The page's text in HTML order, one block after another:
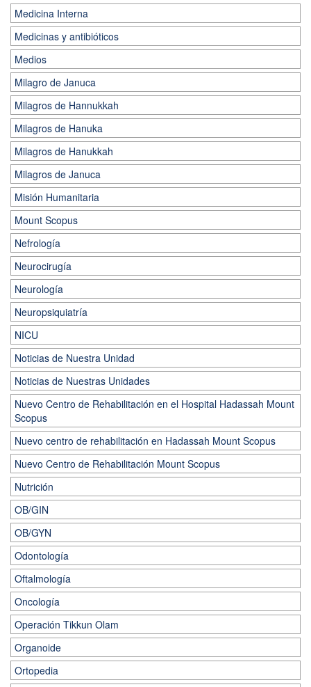
Medicina Interna
Medicinas y antibióticos
Medios
Milagro de Januca
Milagros de Hannukkah
Milagros de Hanuka
Milagros de Hanukkah
Milagros de Januca
Misión Humanitaria
Mount Scopus
Nefrología
Neurocirugía
Neurología
Neuropsiquiatría
NICU
Noticias de Nuestra Unidad
Noticias de Nuestras Unidades
Nuevo Centro de Rehabilitación en el Hospital Hadassah Mount
Scopus
Nuevo centro de rehabilitación en Hadassah Mount Scopus
Nuevo Centro de Rehabilitación Mount Scopus
Nutrición
OB/GIN
OB/GYN
Odontología
Oftalmología
Oncología
Operación Tikkun Olam
Organoide
Ortopedia